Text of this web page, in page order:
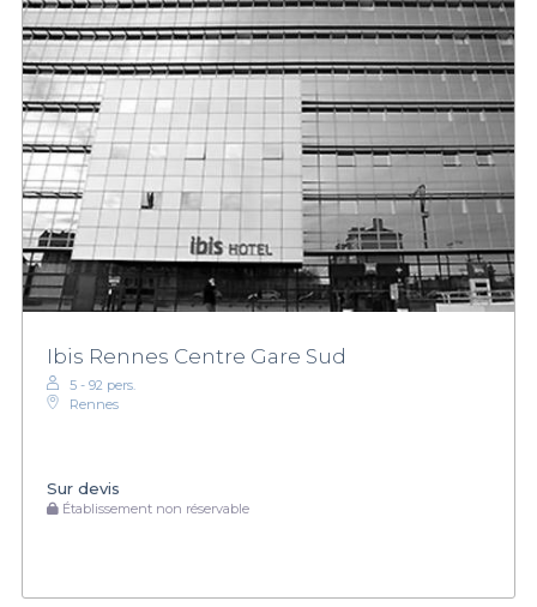
Ibis Rennes Centre Gare Sud
5 - 92 pers.
Rennes
Sur devis
Établissement non réservable